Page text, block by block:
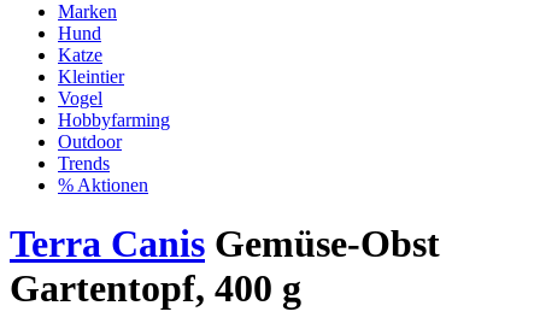
Marken
Hund
Katze
Kleintier
Vogel
Hobbyfarming
Outdoor
Trends
% Aktionen
Terra Canis Gemüse-Obst
Gartentopf, 400 g